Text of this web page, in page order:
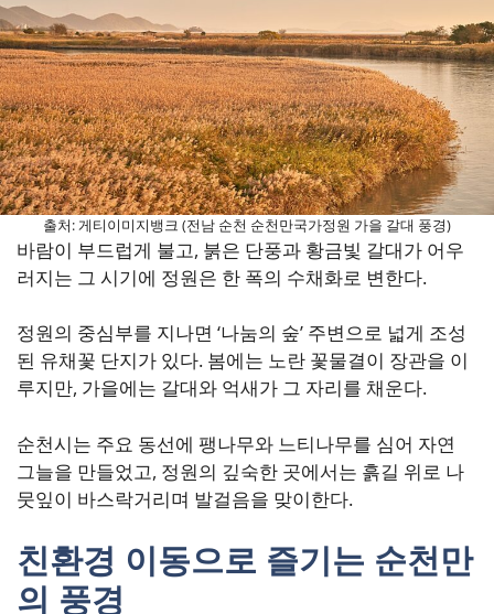
출처: 게티이미지뱅크 (전남 순천 순천만국가정원 가을 갈대 풍경)
바람이 부드럽게 불고, 붉은 단풍과 황금빛 갈대가 어우
러지는 그 시기에 정원은 한 폭의 수채화로 변한다.
정원의 중심부를 지나면 ‘나눔의 숲’ 주변으로 넓게 조성
된 유채꽃 단지가 있다. 봄에는 노란 꽃물결이 장관을 이
루지만, 가을에는 갈대와 억새가 그 자리를 채운다.
순천시는 주요 동선에 팽나무와 느티나무를 심어 자연
그늘을 만들었고, 정원의 깊숙한 곳에서는 흙길 위로 나
뭇잎이 바스락거리며 발걸음을 맞이한다.
친환경 이동으로 즐기는 순천만
의 풍경